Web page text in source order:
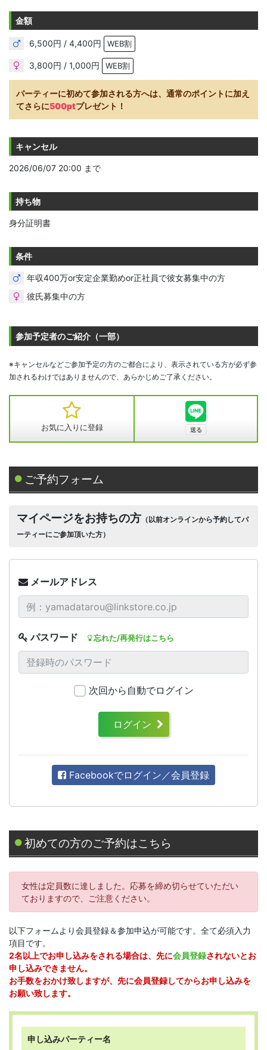
金額
6,500円 / 4,400円 WEB割
3,800円 / 1,000円 WEB割
パーティーに初めて参加される方へは、通常のポイントに加え
てさらに500ptプレゼント！
キャンセル
2026/06/07 20:00 まで
持ち物
身分証明書
条件
年収400万or安定企業勤めor正社員で彼女募集中の方
彼氏募集中の方
参加予定者のご紹介（一部）
※キャンセルなどご参加予定の方のご都合により、表示されている方が必ず参
加されるわけではありませんので、あらかじめご了承ください。
お気に入りに登録
ご予約フォーム
マイページをお持ちの方 （以前オンラインから予約してパ
ーティーにご参加頂いた方）
メールアドレス
パスワード 忘れた/再発行はこちら
次回から自動でログイン
ログイン
Facebookでログイン／会員登録
初めての方のご予約はこちら
女性は定員数に達しました。応募を締め切らせていただい
ておりますので、ご注意ください。
以下フォームより会員登録＆参加申込が可能です。全て必須入力
項目です。
2名以上でお申し込みをされる場合は、先に会員登録されないとお
申し込みできません。
お手数をおかけ致しますが、先に会員登録してからお申し込みを
お願い致します。
申し込みパーティー名